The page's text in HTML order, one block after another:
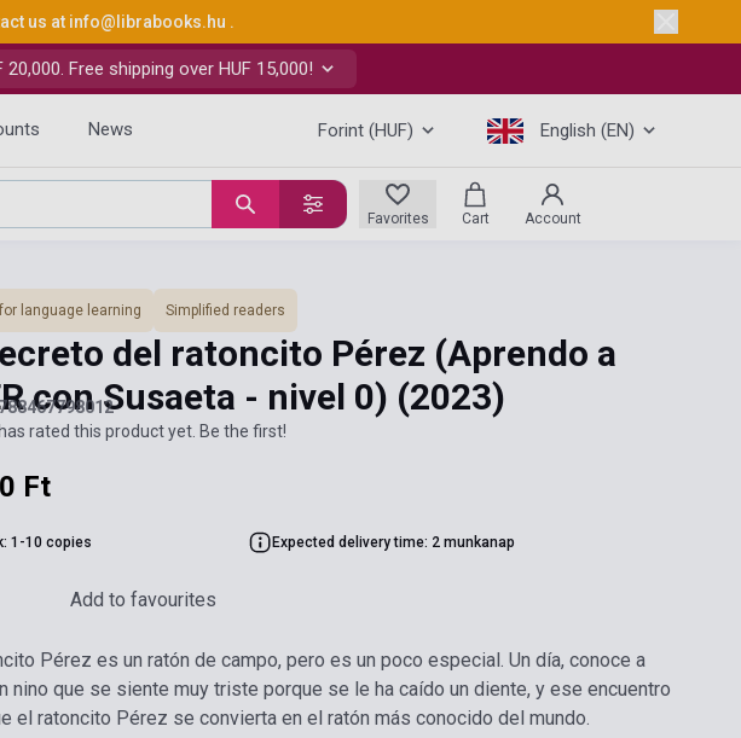
us at info@librabooks.hu .
Free shipping over HUF 15,000!
News Forint (HUF) English (EN)
Favorites Cart Account
language learning Simplified readers
del ratoncito Pérez (Aprendo a
con Susaeta - nivel 0) (2023)
rated this product yet. Be the first!
Ft
1-10 copies Expected delivery time: 2 munkanap
Add to favourites
Pérez es un ratón de campo, pero es un poco especial. Un día, conoce a
nino que se siente muy triste porque se le ha caído un diente, y ese encuentro
el ratoncito Pérez se convierta en el ratón más conocido del mundo.